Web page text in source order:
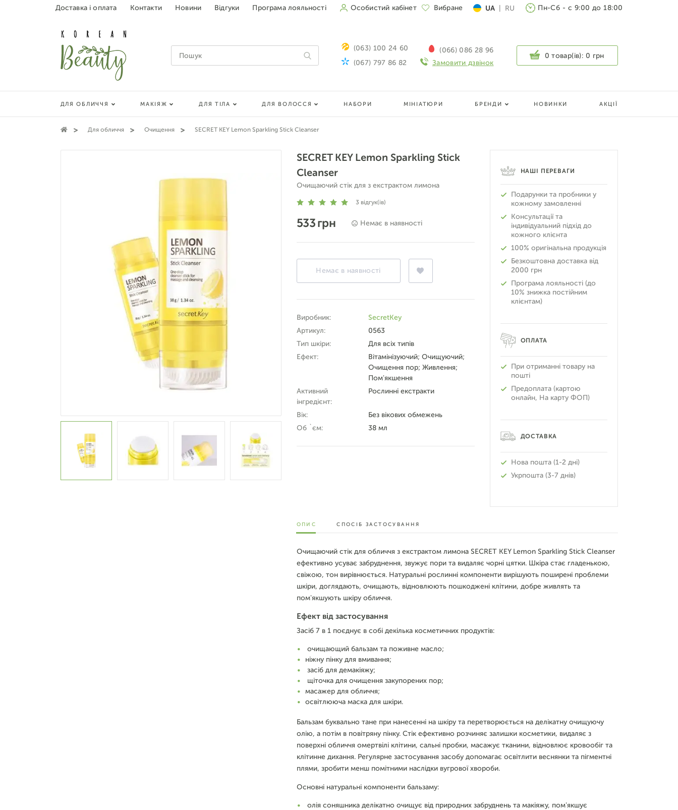
Доставка і оплата Контакти Новини Відгуки Програма лояльності Особистий кабінет Вибране UA RU Пн-Сб - с 9:00 до 18:00
(063) 100 24 60
(066) 086 28 96
(067) 797 86 82
Замовити дзвінок
0 товар(ів): 0 грн
ДЛЯ ОБЛИЧЧЯ МАКІЯЖ ДЛЯ ТІЛА ДЛЯ ВОЛОССЯ НАБОРИ МІНІАТЮРИ БРЕНДИ НОВИНКИ АКЦІЇ
Для обличчя Очищення SECRET KEY Lemon Sparkling Stick Cleanser
SECRET KEY Lemon Sparkling Stick
Cleanser
Очищаючий стік для з екстрактом лимона
3 відгук(ів)
533 грн Немає в наявності
Немає в наявності
Виробник:
SecretKey
Артикул:
0563
Тип шкіри:
Для всіх типів
Ефект:
Вітамінізуючий; Очищуючий;
Очищення пор; Живлення;
Пом'якшення
Активний
інгредієнт:
Рослинні екстракти
Вік:
Без вікових обмежень
Об `єм:
38 мл
НАШІ ПЕРЕВАГИ
Подарунки та пробники у
кожному замовленні
Консультації та
індивідуальний підхід до
кожного клієнта
100% оригінальна продукція
Безкоштовна доставка від
2000 грн
Програма лояльності (до
10% знижка постійним
клієнтам)
ОПЛАТА
При отриманні товару на
пошті
Предоплата (картою
онлайн, На карту ФОП)
ДОСТАВКА
Нова пошта (1-2 дні)
Укрпошта (3-7 днів)
ОПИС СПОСІБ ЗАСТОСУВАННЯ
Очищаючий стік для обличчя з екстрактом лимона SECRET KEY Lemon Sparkling Stick Cleanser
ефективно усуває забруднення, звужує пори та видаляє чорні цятки. Шкіра стає гладенькою,
свіжою, тон вирівнюється. Натуральні рослинні компоненти вирішують поширені проблеми
шкіри, доглядають, очищають, відновлюють пошкоджені клітини, добре живлять та
пом'якшують шкіру обличчя.
Ефект від застосування
Засіб 7 в 1 поєднує в собі декілька косметичних продуктів:
очищающий бальзам та поживне масло;
ніжну пінку для вмивання;
засіб для демакіяжу;
щіточка для очищення закупорених пор;
масажер для обличчя;
освітлююча маска для шкіри.
Бальзам буквально тане при нанесенні на шкіру та перетворюється на делікатну очищуючу
олію, а потім в повітряну пінку. Стік ефективно розчиняє залишки косметики, видаляє з
поверхні обличчя омертвілі клітини, сальні пробки, масажує тканини, відновлює кровообіг та
клітинне дихання. Регулярне застосування засобу допомагає освітлити веснянки та пігментні
плями, зробити менш помітними наслідки вугрової хвороби.
Основні натуральні компоненти бальзаму:
олія соняшника делікатно очищує від природних забруднень та макіяжу, пом'якшує